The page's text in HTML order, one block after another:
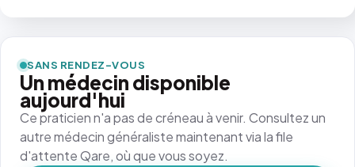
SANS RENDEZ-VOUS
Un médecin disponible
aujourd'hui
Ce praticien n'a pas de créneau à venir. Consultez un
autre médecin généraliste maintenant via la file
d'attente Qare, où que vous soyez.